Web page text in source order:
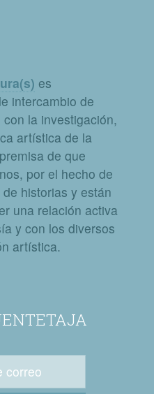
es
intercambio de
la investigación,
artística de la
de que
por el hecho de
historias y están
una relación activa
y con los diversos
artística.